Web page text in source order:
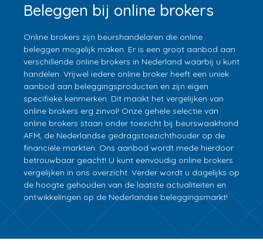
Beleggen bij online brokers
Online brokers zijn beurshandelaren die online
beleggen mogelijk maken. Er is een groot aanbod aan
verschillende online brokers in Nederland waarbij u kunt
handelen. Vrijwel iedere online broker heeft een uniek
aanbod aan beleggingsproducten en zijn eigen
specifieke kenmerken. Dit maakt het vergelijken van
online brokers erg zinvol! Onze gehele selectie van
online brokers staan onder toezicht bij beurswaakhond
AFM, de Nederlandse gedragstoezichthouder op de
financiële markten. Ons aanbod wordt mede hierdoor
betrouwbaar geacht! U kunt eenvoudig online brokers
vergelijken in ons overzicht. Verder wordt u dagelijks op
de hoogte gehouden van de laatste actualiteiten en
ontwikkelingen op de Nederlandse beleggingsmarkt!